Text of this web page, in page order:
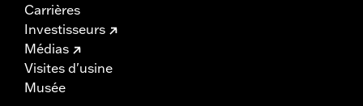
Carrières
Investisseurs
Médias
Visites d'usine
Musée